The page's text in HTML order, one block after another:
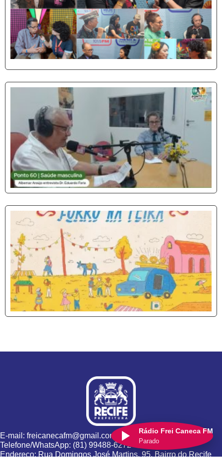
Rádio Frei Caneca FM
Parado
E-mail: freicanecafm@gmail.com
Telefone/WhatsApp: (81) 99488-6272
Endereço: Rua Domingos José Martins, 95, Bairro do Recife